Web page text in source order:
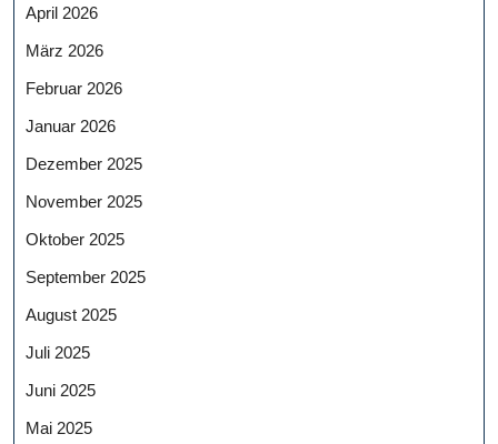
April 2026
März 2026
Februar 2026
Januar 2026
Dezember 2025
November 2025
Oktober 2025
September 2025
August 2025
Juli 2025
Juni 2025
Mai 2025